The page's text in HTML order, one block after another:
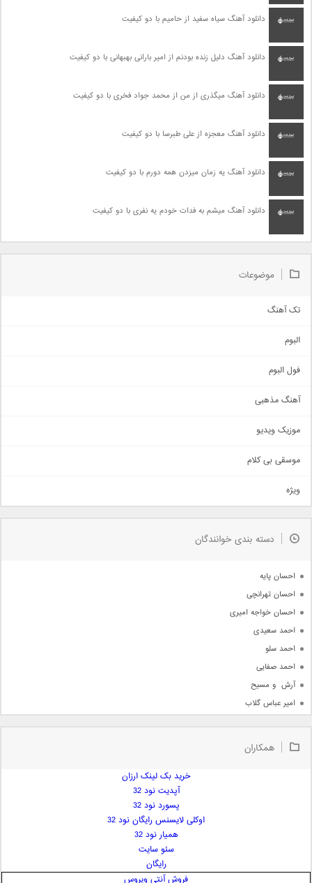
دانلود آهنگ سیاه سفید از حامیم با دو کیفیت
دانلود آهنگ دلیل زنده بودنم از امیر بارانی بهبهانی با دو کیفیت
دانلود آهنگ میگذری از من از محمد جواد فخری با دو کیفیت
دانلود آهنگ معجزه از علی طبرسا با دو کیفیت
دانلود آهنگ یه زمان میزدن همه دورم با دو کیفیت
دانلود آهنگ میشم به فدات خودم یه نفری با دو کیفیت
موضوعات
تک آهنگ
اجتماعی
حماسی
سنتی
اهنگ بندرعباسی
دمو
مذهبی
جدیدترین ها
البوم
فول البوم
آهنگ مذهبی
موزیک ویدیو
موسقی بی کلام
ویژه
دسته بندی خوانندگان
احسان پایه
احسان تهرانچی
احسان خواجه امیری
احمد سعیدی
احمد سلو
احمد صفایی
آرش  و مسیح
امیر عباس گلاب
امیر علی
همکاران
خرید بک لینک ارزان
آپدیت نود 32
پسورد نود 32
اوکلی لایسنس رایگان نود 32
همیار نود 32
سئو سایت
رایگان
فروش آنتی ویروس